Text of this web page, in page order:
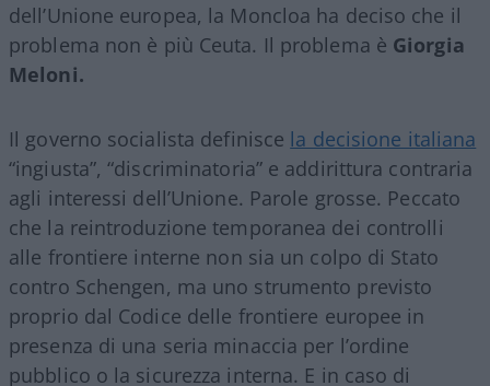
dell’Unione europea, la Moncloa ha deciso che il
problema non è più Ceuta. Il problema è Giorgia
Meloni.
Il governo socialista definisce la decisione italiana
“ingiusta”, “discriminatoria” e addirittura contraria
agli interessi dell’Unione. Parole grosse. Peccato
che la reintroduzione temporanea dei controlli
alle frontiere interne non sia un colpo di Stato
contro Schengen, ma uno strumento previsto
proprio dal Codice delle frontiere europee in
presenza di una seria minaccia per l’ordine
pubblico o la sicurezza interna. E in caso di